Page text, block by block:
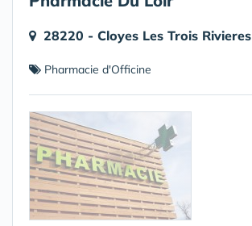
28220 - Cloyes Les Trois Rivieres
Pharmacie d'Officine